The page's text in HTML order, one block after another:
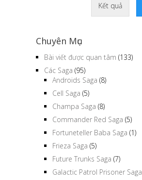
Kết quả
Chuyên Mục
Bài viết được quan tâm (133)
Các Saga (95)
Androids Saga (8)
Cell Saga (5)
Champa Saga (8)
Commander Red Saga (5)
Fortuneteller Baba Saga (1)
Frieza Saga (5)
Future Trunks Saga (7)
Galactic Patrol Prisoner Saga